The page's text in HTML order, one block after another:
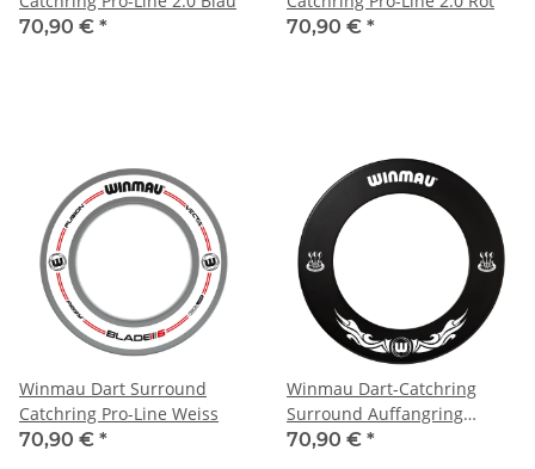
70,90 € *
70,90 € *
Winmau Dart Surround
Catchring Pro-Line Weiss
70,90 € *
Winmau Dart-Catchring
Surround Auffangring
XTREME
70,90 € *